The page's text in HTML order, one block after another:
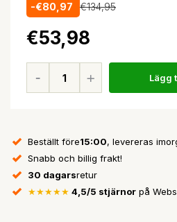
-€80,97 €134,95
€53,98
Lägg
Beställt före15:00, levereras
Snabb och billig frakt!
30 dagarsretur
★★★★★ 4,5/5 stjärnor på